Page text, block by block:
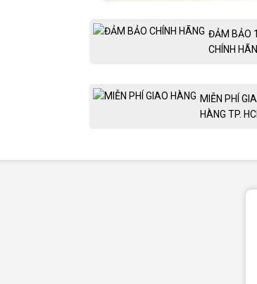
ĐẢM BẢO
CHÍNH
MIỄN PHÍ
HÀNG TP.